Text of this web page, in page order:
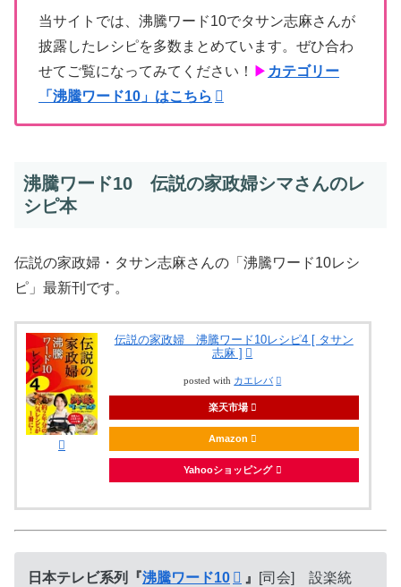
当サイトでは、沸騰ワード10でタサン志麻さんが
披露したレシピを多数まとめています。ぜひ合わ
せてご覧になってみてください！ ▶ カテゴリー
「沸騰ワード10」はこちら
沸騰ワード10 伝説の家政婦シマさんのレ
シピ本
伝説の家政婦・タサン志麻さんの「沸騰ワード10レシ
ピ」最新刊です。
伝説の家政婦 沸騰ワード10レシピ4 [ タサン
志麻 ]
posted with カエレバ
楽天市場
Amazon
Yahooショッピング
日本テレビ系列『沸騰ワード10 』 [司会] 設楽統